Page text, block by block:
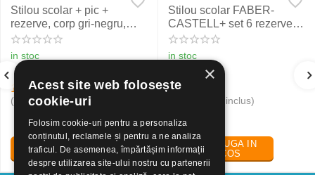
Stilou scolar + pic +
rezerve, corp gri-negru,
NXT Eberhard Faber
in stoc
19 30 Lei
(pret cu TVA inclus)
ADAUGA IN
COS
Stilou scolar FABER-
CASTELL+ set 6 rezerve,
rosu
in stoc
24
(pret cu TVA inclus)
ADAUGA IN
COS
×
Acest site web folosește
cookie-uri
Folosim cookie-uri pentru a personaliza
conținutul, reclamele și pentru a ne analiza
traficul. De asemenea, împărtășim informații
despre utilizarea site-ului nostru cu partenerii